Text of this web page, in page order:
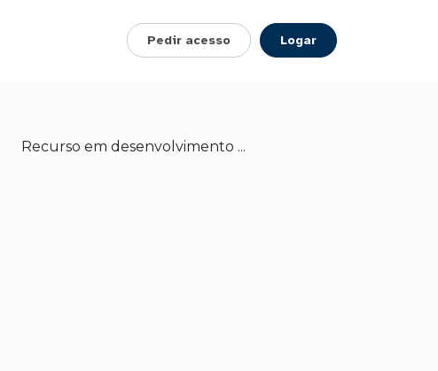
Logar
Pedir acesso
Recurso em desenvolvimento ...